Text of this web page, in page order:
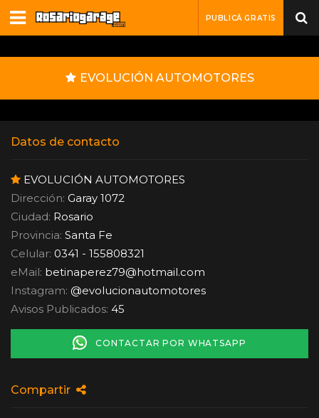
PUBLICÁ GRATIS
EVOLUCIÓN AUTOMOTORES
Datos de contacto
EVOLUCIÓN AUTOMOTORES
Dirección: Garay 1072
Ciudad: Rosario
Provincia: Santa Fe
Celular: 0341 - 155808321
eMail: betinaperez79@hotmail.com
Instagram: @evolucionautomotores
Avisos Publicados: 45
CONTACTAR POR WHATSAPP
Compartir